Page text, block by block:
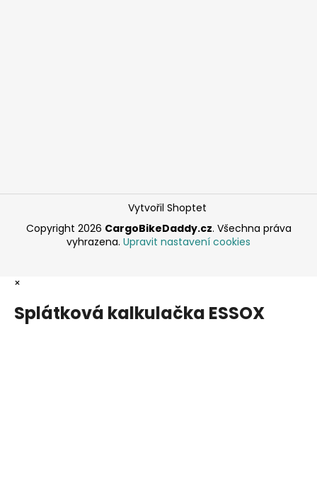
Vytvořil Shoptet
Copyright 2026 CargoBikeDaddy.cz. Všechna práva
vyhrazena. Upravit nastavení cookies
×
Splátková kalkulačka ESSOX